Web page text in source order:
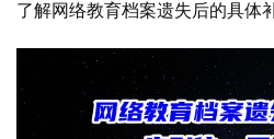
了解网络教育档案遗失后的具体